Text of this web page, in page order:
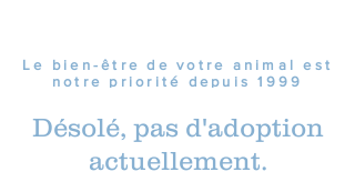
Le bien-être de votre animal est
notre priorité depuis 1999
Désolé, pas d'adoption
actuellement.